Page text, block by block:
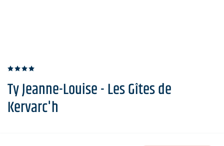
Ty Jeanne-Louise - Les Gîtes de
Kervarc'h